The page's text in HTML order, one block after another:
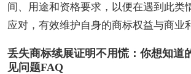
间、用途和资格要求，以便在遇到此类
应对，有效维护自身的商标权益与商业
丢失商标续展证明不用慌：你想知道
见问题FAQ